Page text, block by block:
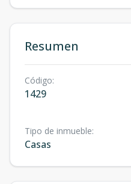
Resumen
Código:
1429
Tipo de inmueble:
Casas